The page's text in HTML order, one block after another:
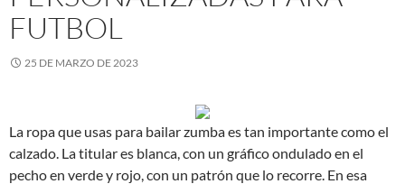
FUTBOL
25 DE MARZO DE 2023
La ropa que usas para bailar zumba es tan importante como el
calzado. La titular es blanca, con un gráfico ondulado en el
pecho en verde y rojo, con un patrón que lo recorre. En esa